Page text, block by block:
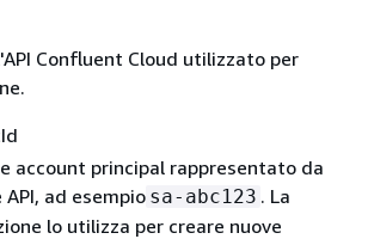
Confluent Cloud utilizzato per
account principal rappresentato da
ad esempio sa-abc123 . La
lo utilizza per creare nuove